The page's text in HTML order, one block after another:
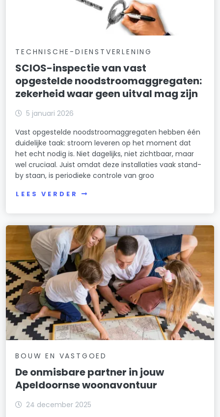
TECHNISCHE-DIENSTVERLENING
SCIOS-inspectie van vast
opgestelde noodstroomaggregaten:
zekerheid waar geen uitval mag zijn
5 januari 2026
Vast opgestelde noodstroomaggregaten hebben één
duidelijke taak: stroom leveren op het moment dat
het echt nodig is. Niet dagelijks, niet zichtbaar, maar
wel cruciaal. Juist omdat deze installaties vaak stand-
by staan, is periodieke controle van groo
LEES VERDER
BOUW EN VASTGOED
De onmisbare partner in jouw
Apeldoornse woonavontuur
24 december 2025